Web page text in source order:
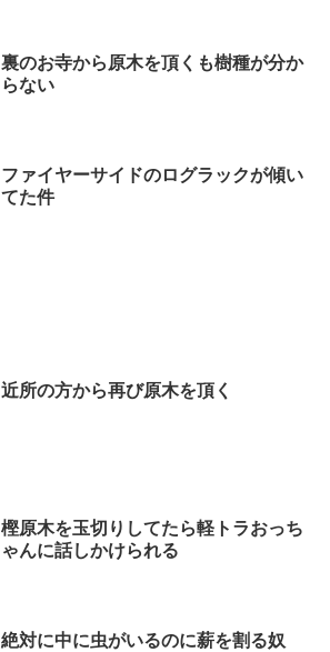
裏のお寺から原木を頂くも樹種が分か
らない
ファイヤーサイドのログラックが傾い
てた件
近所の方から再び原木を頂く
樫原木を玉切りしてたら軽トラおっち
ゃんに話しかけられる
絶対に中に虫がいるのに薪を割る奴